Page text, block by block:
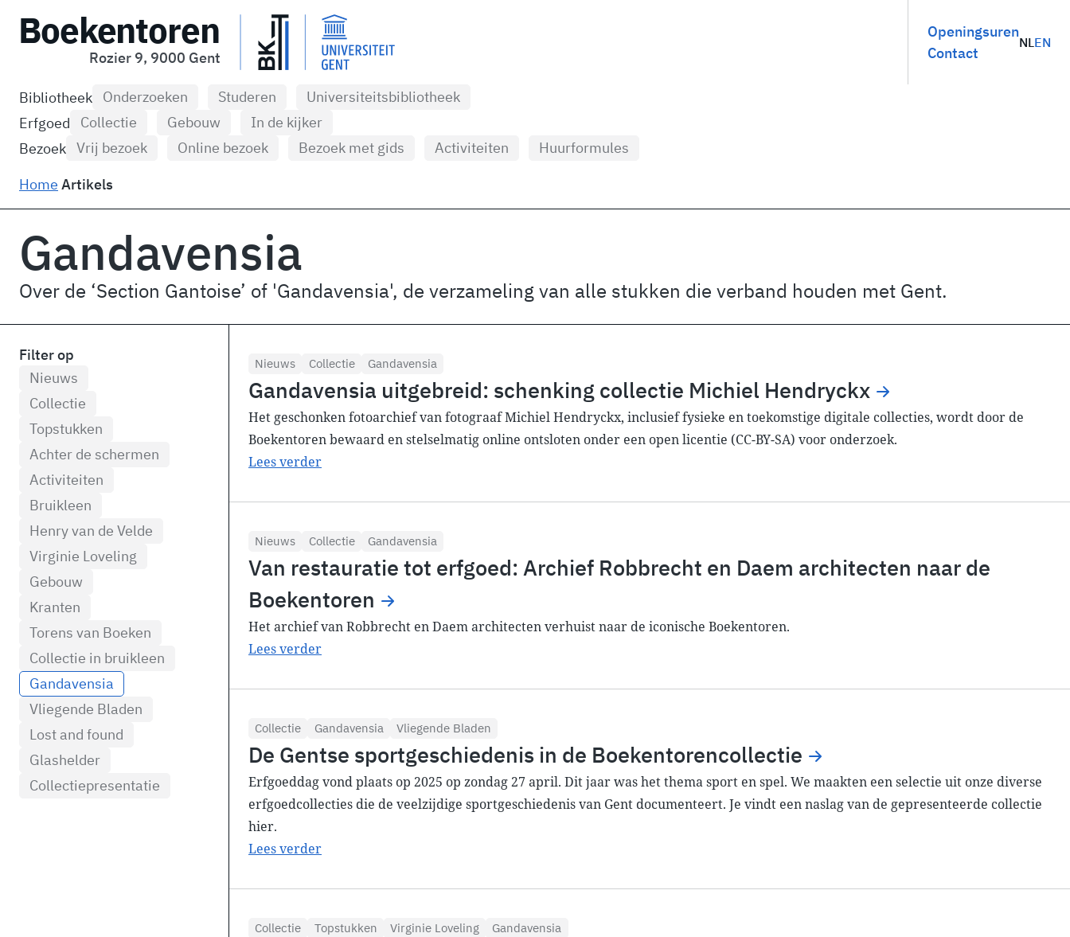
Boekentoren
Rozier 9, 9000 Gent
Openingsuren
Contact
NLEN
Bibliotheek Onderzoeken Studeren
Universiteitsbibliotheek
Erfgoed
Collectie Gebouw
In de kijker
Bezoek Vrij bezoek Online bezoek Bezoek met gids Activiteiten
Huurformules
Home Artikels
Gandavensia
Over de ‘Section Gantoise’ of 'Gandavensia', de verzameling van alle stukken die verband houden met Gent.
Filter op
Nieuws
Collectie
Topstukken
Achter de schermen
Activiteiten
Bruikleen
Henry van de Velde
Virginie Loveling
Gebouw
Kranten
Torens van Boeken
Collectie in bruikleen
Gandavensia
Vliegende Bladen
Lost and found
Glashelder
Collectiepresentatie
Nieuws Collectie Gandavensia
Gandavensia uitgebreid: schenking collectie Michiel Hendryckx
Het geschonken fotoarchief van fotograaf Michiel Hendryckx, inclusief fysieke en toekomstige digitale collecties, wordt door de
Boekentoren bewaard en stelselmatig online ontsloten onder een open licentie (CC-BY-SA) voor onderzoek.
Lees verder
Nieuws Collectie Gandavensia
Van restauratie tot erfgoed: Archief Robbrecht en Daem architecten naar de
Boekentoren
Het archief van Robbrecht en Daem architecten verhuist naar de iconische Boekentoren.
Lees verder
Collectie Gandavensia Vliegende Bladen
De Gentse sportgeschiedenis in de Boekentorencollectie
Erfgoeddag vond plaats op 2025 op zondag 27 april. Dit jaar was het thema sport en spel. We maakten een selectie uit onze diverse
erfgoedcollecties die de veelzijdige sportgeschiedenis van Gent documenteert. Je vindt een naslag van de gepresenteerde collectie
hier.
Lees verder
Collectie Topstukken Virginie Loveling Gandavensia